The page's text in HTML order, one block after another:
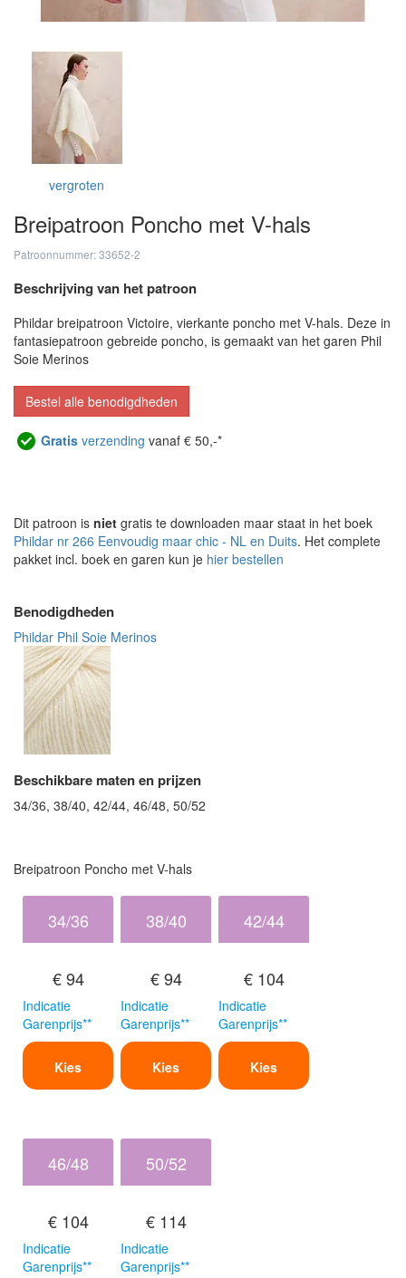
vergroten
Breipatroon Poncho met V-hals
Patroonnummer: 33652-2
Beschrijving van het patroon
Phildar breipatroon Victoire, vierkante poncho met V-hals. Deze in
fantasiepatroon gebreide poncho, is gemaakt van het garen Phil
Soie Merinos
Bestel alle benodigdheden
Gratis verzending vanaf € 50,-*
Dit patroon is niet gratis te downloaden maar staat in het boek
Phildar nr 266 Eenvoudig maar chic - NL en Duits. Het complete
pakket incl. boek en garen kun je hier bestellen
Benodigdheden
Phildar Phil Soie Merinos
Beschikbare maten en prijzen
34/36, 38/40, 42/44, 46/48, 50/52
Breipatroon Poncho met V-hals
34/36
€ 94
Indicatie
Garenprijs**
Kies
38/40
€ 94
Indicatie
Garenprijs**
Kies
42/44
€ 104
Indicatie
Garenprijs**
Kies
46/48
€ 104
Indicatie
Garenprijs**
50/52
€ 114
Indicatie
Garenprijs**